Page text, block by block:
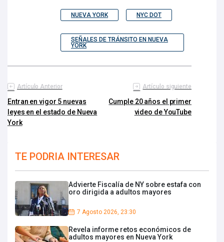
NUEVA YORK NYC DOT
SEÑALES DE TRÁNSITO EN NUEVA
YORK
Artículo Anterior
Entran en vigor 5 nuevas
leyes en el estado de Nueva
York
Artículo siguiente
Cumple 20 años el primer
video de YouTube
TE PODRIA INTERESAR
Advierte Fiscalía de NY sobre estafa con
oro dirigida a adultos mayores
7 Agosto 2026, 23:30
Revela informe retos económicos de
adultos mayores en Nueva York